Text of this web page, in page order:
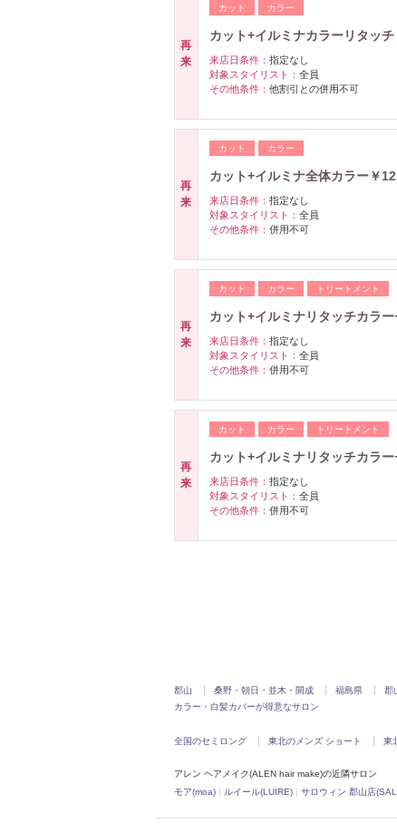
再
来
カット カラー
カット+イルミナカラーリタッ
来店日条件： 指定なし
対象スタイリスト： 全員
その他条件： 他割引との併用不可
再
来
カット カラー
カット+イルミナ全体カラー￥
来店日条件： 指定なし
対象スタイリスト： 全員
その他条件： 併用不可
再
来
カット カラー トリートメント
カット+イルミナリタッチカラ
来店日条件： 指定なし
対象スタイリスト： 全員
その他条件： 併用不可
再
来
カット カラー トリートメント
カット+イルミナリタッチカラ
来店日条件： 指定なし
対象スタイリスト： 全員
その他条件： 併用不可
郡山 桑野・朝日・並木・開成 福島県 郡
カラー・白髪カバーが得意なサロン
全国のセミロング 東北のメンズ ショート 東
アレン ヘアメイク(ALEN hair make)の近隣サロン
モア(moa) | ルイール(LUIRE) | サロウィン 郡山店